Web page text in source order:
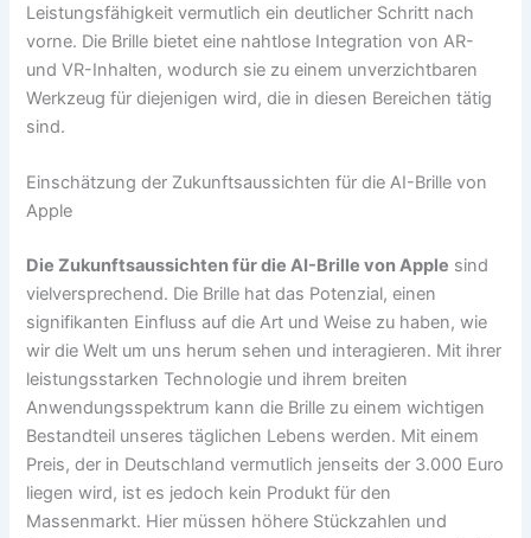
Leistungsfähigkeit vermutlich ein deutlicher Schritt nach
vorne. Die Brille bietet eine nahtlose Integration von AR-
und VR-Inhalten, wodurch sie zu einem unverzichtbaren
Werkzeug für diejenigen wird, die in diesen Bereichen tätig
sind.
Einschätzung der Zukunftsaussichten für die AI-Brille von
Apple
Die Zukunftsaussichten für die AI-Brille von Apple sind
vielversprechend. Die Brille hat das Potenzial, einen
signifikanten Einfluss auf die Art und Weise zu haben, wie
wir die Welt um uns herum sehen und interagieren. Mit ihrer
leistungsstarken Technologie und ihrem breiten
Anwendungsspektrum kann die Brille zu einem wichtigen
Bestandteil unseres täglichen Lebens werden. Mit einem
Preis, der in Deutschland vermutlich jenseits der 3.000 Euro
liegen wird, ist es jedoch kein Produkt für den
Massenmarkt. Hier müssen höhere Stückzahlen und